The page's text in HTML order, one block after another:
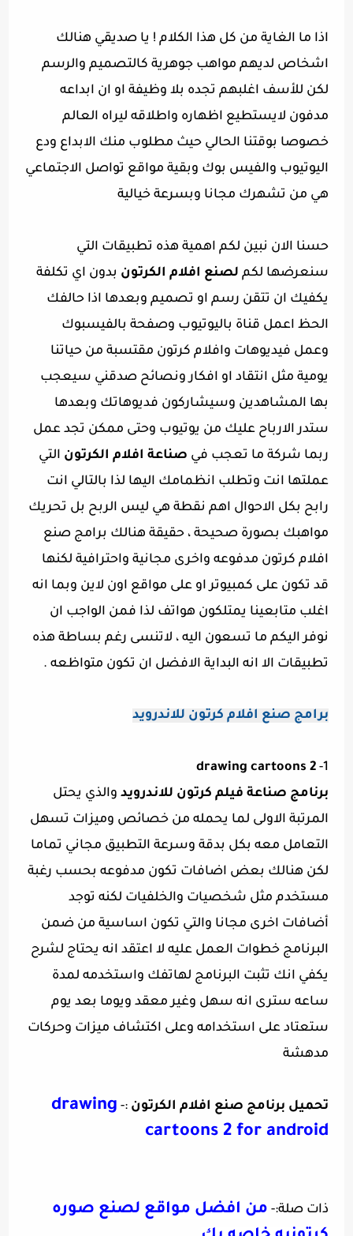
اذا ما الغاية من كل هذا الكلام ! يا صديقي هنالك
اشخاص لديهم مواهب جوهرية كالتصميم والرسم
لكن للأسف اغلبهم تجده بلا وظيفة او ان ابداعه
مدفون لايستطيع اظهاره واطلاقه ليراه العالم
خصوصا بوقتنا الحالي حيث مطلوب منك الابداع ودع
اليوتيوب والفيس بوك وبقية مواقع تواصل الاجتماعي
هي من تشهرك مجانا وبسرعة خيالية
حسنا الان نبين لكم اهمية هذه تطبيقات التي
سنعرضها لكم لصنع افلام الكرتون بدون اي تكلفة
يكفيك ان تتقن رسم او تصميم وبعدها اذا حالفك
الحظ اعمل قناة باليوتيوب وصفحة بالفيسبوك
وعمل فيديوهات وافلام كرتون مقتسبة من حياتنا
يومية مثل انتقاد او افكار ونصائح صدقني سيعجب
بها المشاهدين وسيشاركون فديوهاتك وبعدها
ستدر الارباح عليك من يوتيوب وحتى ممكن تجد عمل
ربما شركة ما تعجب في صناعة افلام الكرتون التي
عملتها انت وتطلب انظمامك اليها لذا بالتالي انت
رابح بكل الاحوال اهم نقطة هي ليس الربح بل تحريك
مواهبك بصورة صحيحة ، حقيقة هنالك برامج صنع
افلام كرتون مدفوعه واخرى مجانية واحترافية لكنها
قد تكون على كمبيوتر او على مواقع اون لاين وبما انه
اغلب متابعينا يمتلكون هواتف لذا فمن الواجب ان
نوفر اليكم ما تسعون اليه ، لاتنسى رغم بساطة هذه
تطبيقات الا انه البداية الافضل ان تكون متواظعه .
برامج صنع افلام كرتون للاندرويد
1-
drawing cartoons 2
برنامج صناعة فيلم كرتون للاندرويد والذي يحتل
المرتبة الاولى لما يحمله من خصائص وميزات تسهل
التعامل معه بكل بدقة وسرعة التطبيق مجاني تماما
لكن هنالك بعض اضافات تكون مدفوعه بحسب رغبة
مستخدم مثل شخصيات والخلفيات لكنه توجد
أضافات اخرى مجانا والتي تكون اساسية من ضمن
البرنامج خطوات العمل عليه لا اعتقد انه يحتاج لشرح
يكفي انك تثبت البرنامج لهاتفك واستخدمه لمدة
ساعه سترى انه سهل وغير معقد ويوما بعد يوم
ستعتاد على استخدامه وعلى اكتشاف ميزات وحركات
مدهشة
تحميل برنامج صنع افلام الكرتون :-
drawing
cartoons 2 for android
ذات صلة:- من افضل مواقع لصنع صوره